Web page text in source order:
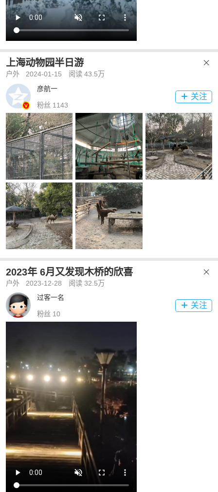
上海动物园半日游 
户外 2024-01-15
阅读 43.5万
彦航一
粉丝 1143
 关注
2023年 6月又发现木桥的欣喜 
户外 2023-12-28
阅读 32.5万
过客一名
粉丝 10
 关注